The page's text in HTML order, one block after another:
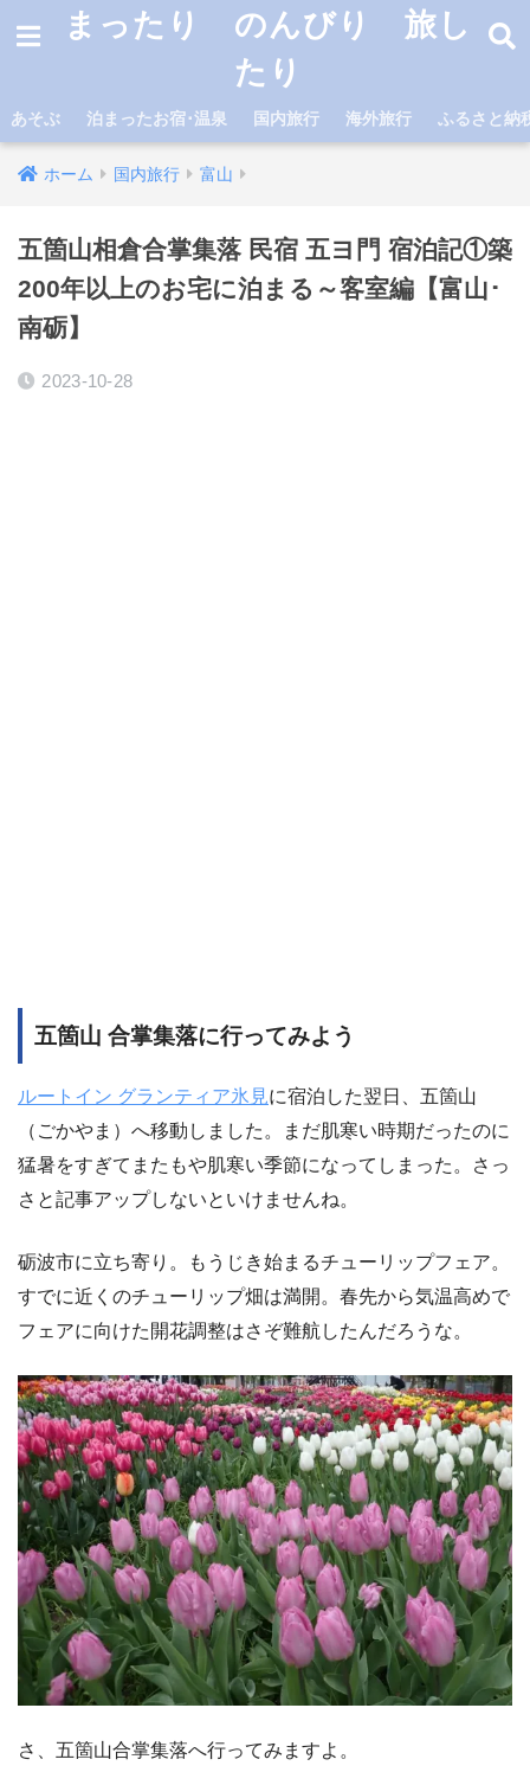
まったり のんびり 旅し
たり
あそぶ 泊まったお宿･温泉 国内旅行 海外旅行 ふるさと納
ホーム 国内旅行 富山
五箇山相倉合掌集落 民宿 五ヨ門 宿泊記①築
200年以上のお宅に泊まる～客室編【富山･
南砺】
2023-10-28
五箇山 合掌集落に行ってみよう
ルートイン グランティア氷見に宿泊した翌日、五箇山
（ごかやま）へ移動しました。まだ肌寒い時期だったのに
猛暑をすぎてまたもや肌寒い季節になってしまった。さっ
さと記事アップしないといけませんね。
砺波市に立ち寄り。もうじき始まるチューリップフェア。
すでに近くのチューリップ畑は満開。春先から気温高めで
フェアに向けた開花調整はさぞ難航したんだろうな。
さ、五箇山合掌集落へ行ってみますよ。